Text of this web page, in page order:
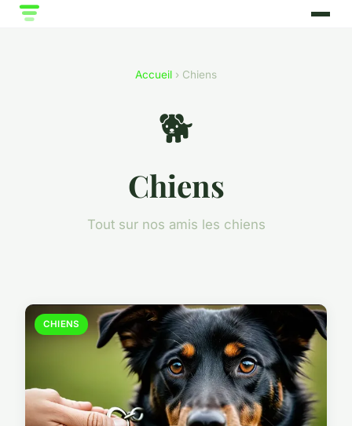
Accueil › Chiens
🐕
Chiens
Tout sur nos amis les chiens
CHIENS